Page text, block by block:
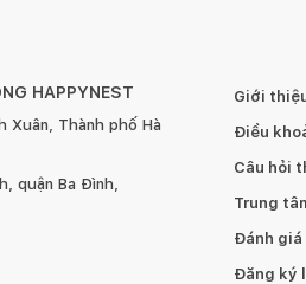
gian bảo hành tính bắt đầu từ lúc
phẩm.
HAPPYNEST
Xuân, Thành phố Hà
quận Ba Đình,
Giới
Điều
Câu hỏi
Trung
Đánh giá
Đăng ký